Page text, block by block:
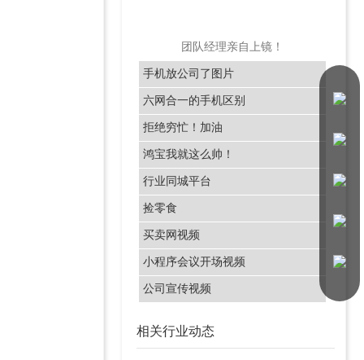
团队经理亲自上镜！
手机放公司了图片
六网合一的手机区别
拒绝穷忙！加油
鸿宝我就这么帅！
行业同城平台
捡零食
买卖网视频
小程序会议开场视频
公司宣传视频
相关行业动态